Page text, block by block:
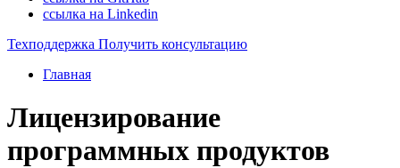
ссылка на Linkedin
Техподдержка Получить консультацию
Главная
Лицензирование
программных продуктов